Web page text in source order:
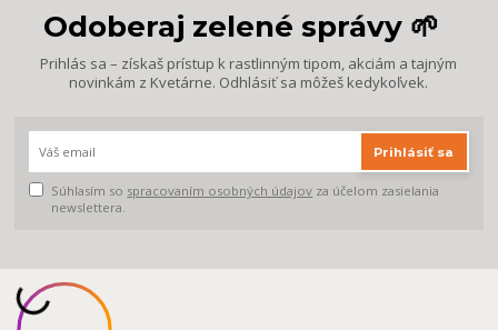
Odoberaj zelené správy 🌱
Prihlás sa – získaš prístup k rastlinným tipom, akciám a tajným
novinkám z Kvetárne. Odhlásiť sa môžeš kedykoľvek.
Prihlásiť sa
Súhlasím so spracovaním osobných údajov za účelom zasielania
newslettera.